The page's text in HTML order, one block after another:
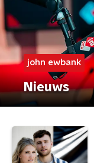
john ewbank
Nieuws